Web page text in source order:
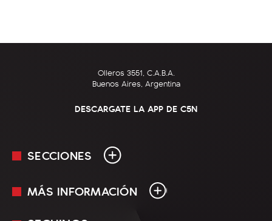
Olleros 3551, C.A.B.A.
Buenos Aires, Argentina
DESCARGATE LA APP DE C5N
SECCIONES
En Vivo
MÁS INFORMACIÓN